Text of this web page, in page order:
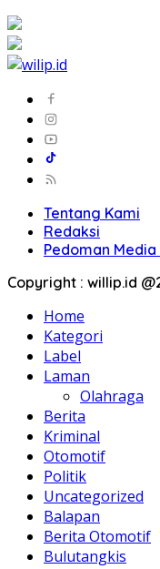
Tentang Kami
Redaksi
Pedoman
Copyright : willip.id
Home
Kategori
Label
Laman
Olahraga
Berita
Kriminal
Otomotif
Politik
Uncategorized
Balapan
Berita Otomotif
Bulutangkis